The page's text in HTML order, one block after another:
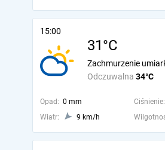
15:00
31°C
Odczuwalna 34°C
Zachmurzenie
Opad: 0 mm Ciśnienie:
Wiatr:
9 km/h